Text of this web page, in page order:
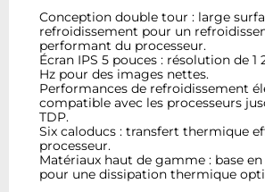
Conception double tour : large
refroidissement pour un
performant du processeur.
Écran IPS 5 pouces : résolution de 1
Hz pour des images nettes.
Performances de refroidissement
compatible avec les processeurs
TDP.
Six caloducs : transfert thermique
processeur.
Matériaux haut de gamme : base
pour une dissipation thermique